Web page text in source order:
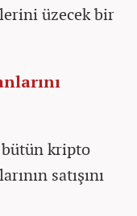
üzecek bir
kripto
satışını